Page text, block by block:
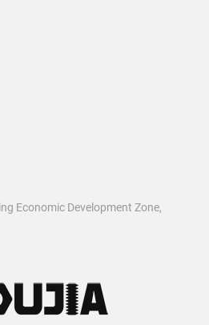
Economic Development Zone,